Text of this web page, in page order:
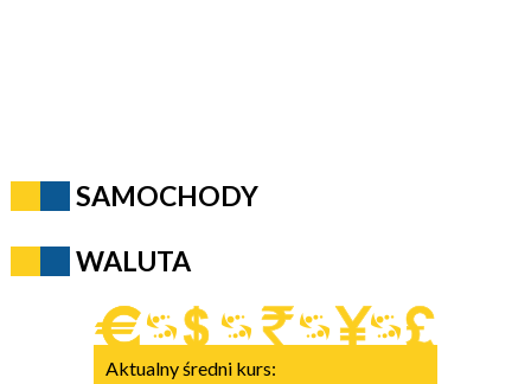
SAMOCHODY
WALUTA
Aktualny średni kurs: